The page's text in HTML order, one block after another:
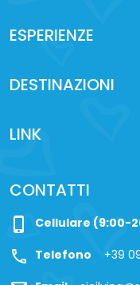
ESPERIENZE
DESTINAZIONI
LINK
CONTATTI
phone_iphone Cellulare (9:00-
call Telefono +39